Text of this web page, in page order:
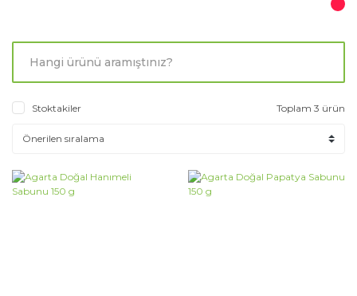
Stoktakiler Toplam 3 ürün